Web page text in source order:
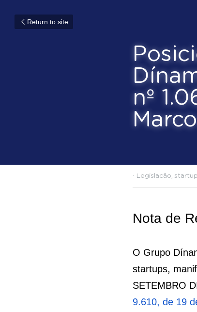
Return to site
September 8,
Nota de
O Grupo
Provisória
12.965, de